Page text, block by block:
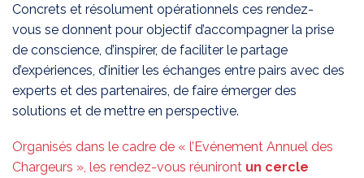
Concrets et résolument opérationnels ces rendez-
vous se donnent pour objectif d’accompagner la prise
de conscience, d’inspirer, de faciliter le partage
d’expériences, d’initier les échanges entre pairs avec des
experts et des partenaires, de faire émerger des
solutions et de mettre en perspective.
Organisés dans le cadre de « l’Evénement Annuel des
Chargeurs », les rendez-vous réuniront un cercle